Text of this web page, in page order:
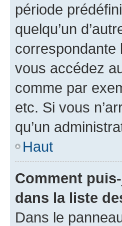
période
quelqu’un
correspondante
vous accédez
comme par
etc. Si vous
qu’un
Haut
Comment
dans la liste
Dans le